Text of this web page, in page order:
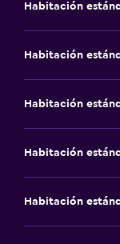
Habitación
Habitación
Habitación
Habitación
Habitación